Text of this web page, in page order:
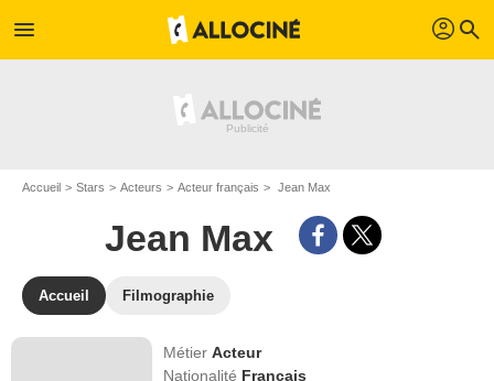
menu profil search
Accueil Stars Acteurs Acteur français Jean Max
Jean Max
Accueil Filmographie
MétierActeur
Nationalité Français